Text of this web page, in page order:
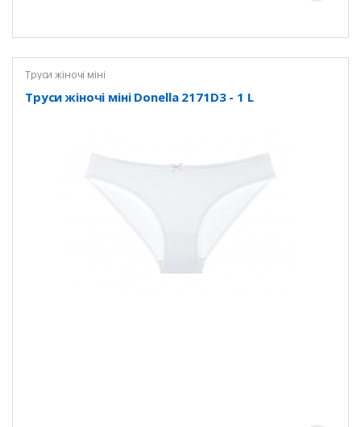
Труси жіночі міні
Труси жіночі міні Donella 2171D3 - 1 L